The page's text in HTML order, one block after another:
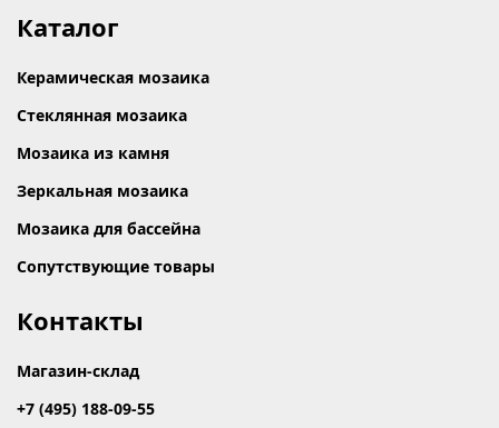
Каталог
Керамическая мозаика
Стеклянная мозаика
Мозаика из камня
Зеркальная мозаика
Мозаика для бассейна
Сопутствующие товары
Контакты
Магазин-склад
+7 (495) 188-09-55